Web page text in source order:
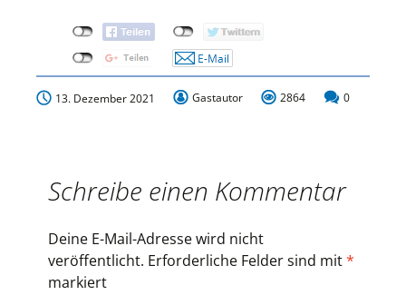
13. Dezember 2021 Gastautor 2864 0
Schreibe einen Kommentar
Deine E-Mail-Adresse wird nicht
veröffentlicht. Erforderliche Felder sind mit*
markiert